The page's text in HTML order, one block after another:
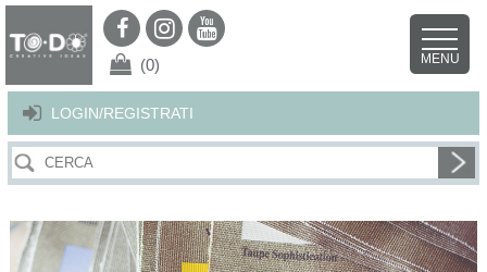
Per offrirti il miglior servizio possibile questo sito utilizza i cookies.
Continuando la navigazione nel sito autorizzi l’uso dei cookies. Per ulteriori
LOGIN/REGISTRATI
(0) MENU